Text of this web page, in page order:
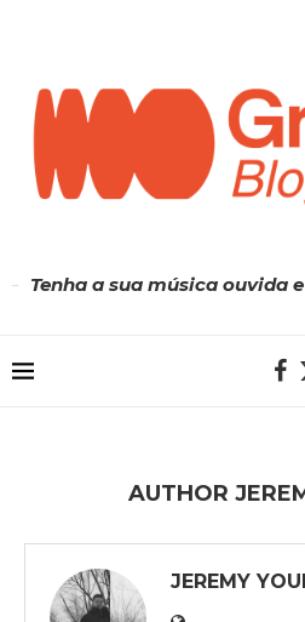
Tenha a sua música ouvida
AUTHOR
JEREMY